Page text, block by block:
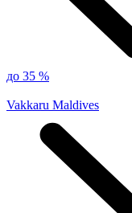
до 35 %
Vakkaru Maldives